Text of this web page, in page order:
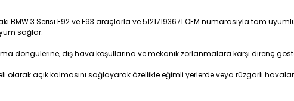
BMW 3 Serisi E92 ve E93 araçlarla ve 51217193671 OEM numarasıyla tam
sağlar.
döngülerine, dış hava koşullarına ve mekanik zorlanmalara karşı direnç
olarak açık kalmasını sağlayarak özellikle eğimli yerlerde veya rüzgarlı